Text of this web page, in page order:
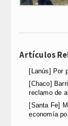
Artículos
[Lanús] Por
[Chaco]
reclamo de
[Santa Fe]
economía